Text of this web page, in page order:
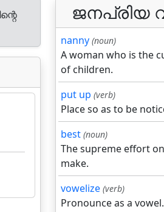
ജനപ്രിയ
nanny (noun)
A woman who is the
of children.
put up (verb)
Place so as to be
best (noun)
The supreme effort
make.
vowelize (verb)
Pronounce as a vowel.